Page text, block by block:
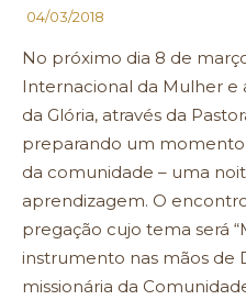
04/03/2018
No próximo dia 8 de
Internacional da Mulher e
da Glória, através da
preparando um
da comunidade – uma
aprendizagem. O
pregação cujo tema será
instrumento nas mãos de
missionária da